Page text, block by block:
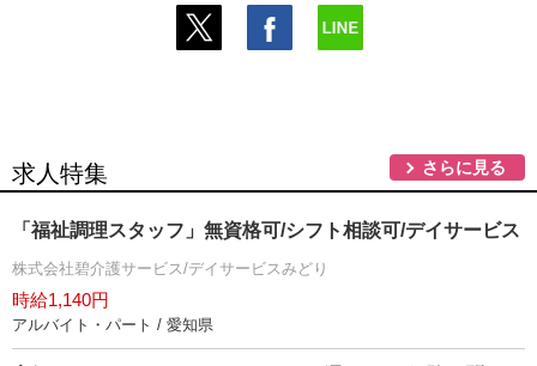
求人特集 さらに見る
「福祉調理スタッフ」無資格可/シフト相談可/デイサービス
株式会社碧介護サービス/デイサービスみどり
時給1,140円
アルバイト・パート / 愛知県